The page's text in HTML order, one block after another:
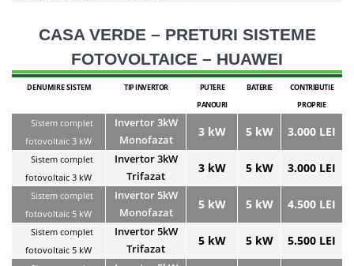
CASA VERDE – PRETURI SISTEME
FOTOVOLTAICE – HUAWEI
DENUMIRE SISTEM TIP INVERTOR
PUTERE
PANOURI
BATERIE
CONTRIBUTIE
PROPRIE
Sistem complet
fotovoltaic 3 kW
Invertor 3kW
Monofazat
3 kW 5 kW 3.000 LEI
Sistem complet
fotovoltaic 3 kW
Invertor 3kW
Trifazat
3 kW 5 kW 3.000 LEI
Sistem complet
fotovoltaic 5 kW
Invertor 5kW
Monofazat
5 kW 5 kW 4.500 LEI
Sistem complet
fotovoltaic 5 kW
Invertor 5kW
Trifazat
5 kW 5 kW 5.500 LEI